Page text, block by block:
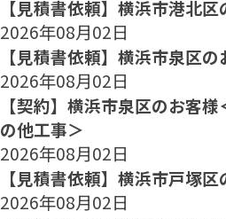
【見積書依頼】横浜市港北
2026年08月02日
【見積書依頼】横浜市泉区の
2026年08月02日
【契約】横浜市泉区のお客
の他工事＞
2026年08月02日
【見積書依頼】横浜市戸塚
2026年08月02日